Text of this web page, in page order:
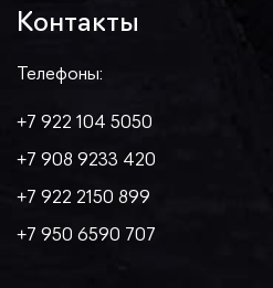
Контакты
Телефоны:
+7 922 104 5050
+7 908 9233 420
+7 922 2150 899
+7 950 6590 707